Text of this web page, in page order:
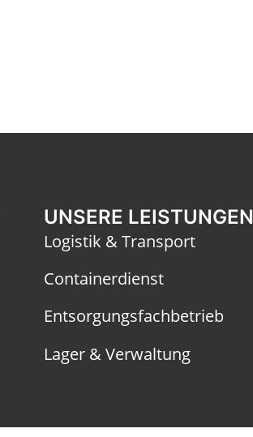
UNSERE LEISTUNGEN
Logistik & Transport
Containerdienst
Entsorgungsfachbetrieb
Lager & Verwaltung